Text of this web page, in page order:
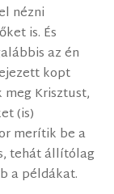
nézni
is. És
az én
kopt
Krisztust,
(is)
merítik be a
tehát állítólag
a példákat.